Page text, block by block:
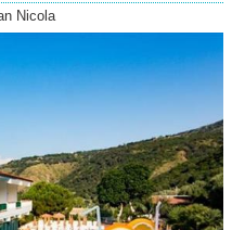
Nicola